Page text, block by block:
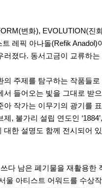
변화), EVOLUTION(진
레픽 아나돌(Refik
러졌다. 동서고금이 교류하
주제를 탐구하는 작품들
서 들어오는 빛을 그대로 받
작가는 이무기의 광기를
, 불가리 설립 연도인
한 설명도 함께 전시되어
다 남은 폐기물을 재활용한
울 아티스트 어워드를 수상